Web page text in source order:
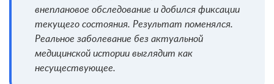
внеплановое обследование и добился фиксации
текущего состояния. Результат поменялся.
Реальное заболевание без актуальной
медицинской истории выглядит как
несуществующее.